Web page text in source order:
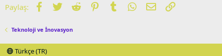
Paylaş: Facebook
TwitterReddit PinterestTumblrWhatsApp
E-postaLink
Teknoloji ve İnovasyon
Türkçe (TR)